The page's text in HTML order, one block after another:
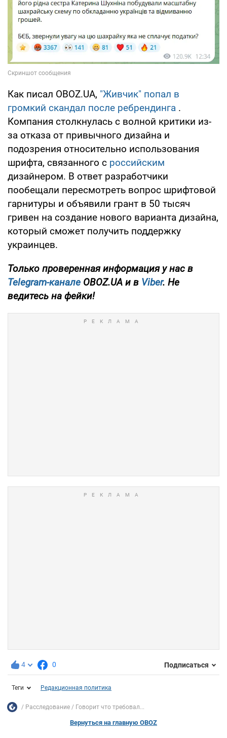
Как писал OBOZ.UA, "Живчик" попал в
громкий скандал после ребрендинга .
Компания столкнулась с волной критики из-
за отказа от привычного дизайна и
подозрения относительно использования
шрифта, связанного с российским
дизайнером. В ответ разработчики
пообещали пересмотреть вопрос шрифтовой
гарнитуры и объявили грант в 50 тысяч
гривен на создание нового варианта дизайна,
который сможет получить поддержку
украинцев.
Только проверенная информация у нас в
Telegram-канале OBOZ.UA и в Viber. Не
ведитесь на фейки!
4 0 Подписаться
Теги Редакционная политика
Расследование Говорит что требовал...
Вернуться на главную OBOZ